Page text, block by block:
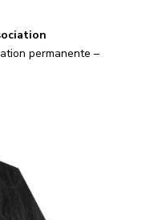
permanente –